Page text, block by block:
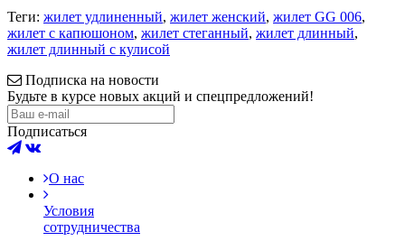
Теги: жилет удлиненный, жилет женский, жилет GG 006,
жилет с капюшоном, жилет стеганный, жилет длинный,
жилет длинный с кулисой
Подписка на новости
Будьте в курсе новых акций и спецпредложений!
Подписаться
О нас
Условия
сотрудничества